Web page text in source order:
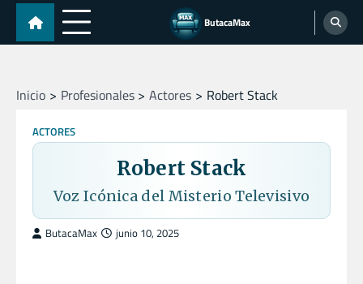
Skip
content
ButacaMax
Inicio Profesionales Actores Robert Stack
ACTORES
Robert Stack
Voz Icónica del Misterio Televisivo
ButacaMax junio 10, 2025